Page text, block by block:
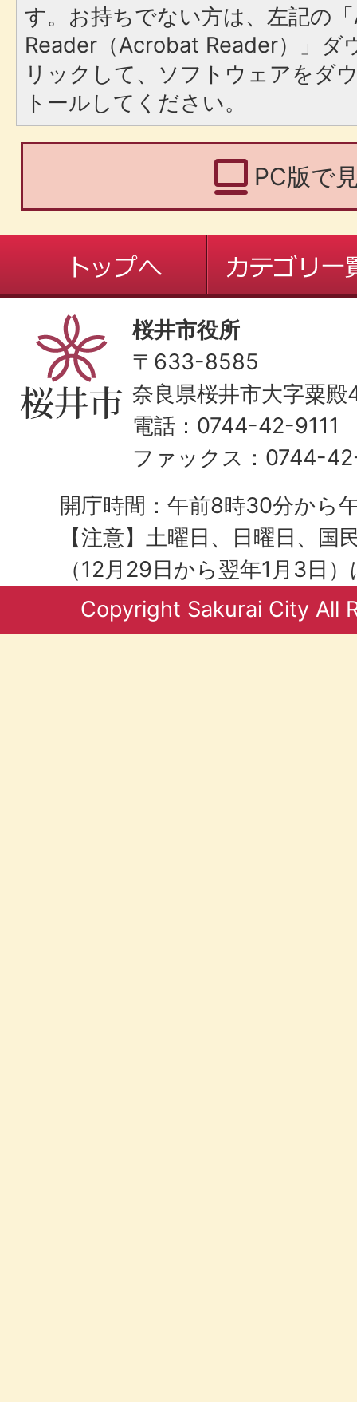
す。お持ちでない方は、左記の
Reader（Acrobat Reader）」ダ
リックして、ソフトウェアをダ
トールしてください。
PC版で
桜井市役所
〒633-8585
奈良県桜井市大字粟
電話：0744-42-9111
ファックス：0744-
開庁時間：午前8時30分から
【注意】土曜日、日曜日、国
（12月29日から翌年1月3日
Copyright Sakurai City All